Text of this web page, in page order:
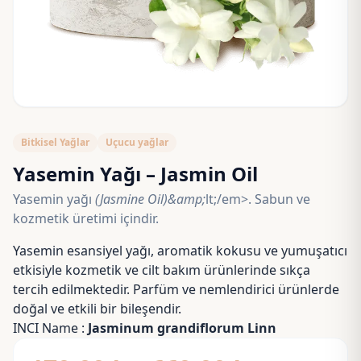
Bitkisel Yağlar Uçucu yağlar
Yasemin Yağı – Jasmin Oil
Yasemin yağı (Jasmine Oil)&amp;lt;/em>. Sabun ve
kozmetik üretimi içindir.
Yasemin esansiyel yağı, aromatik kokusu ve yumuşatıcı
etkisiyle kozmetik ve cilt bakım ürünlerinde sıkça
tercih edilmektedir. Parfüm ve nemlendirici ürünlerde
doğal ve etkili bir bileşendir.
INCI Name : Jasminum grandiflorum Linn